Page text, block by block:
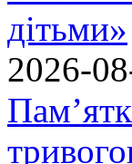
дітьми»
2026-